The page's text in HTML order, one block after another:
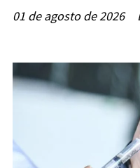
01 de agosto de 2026